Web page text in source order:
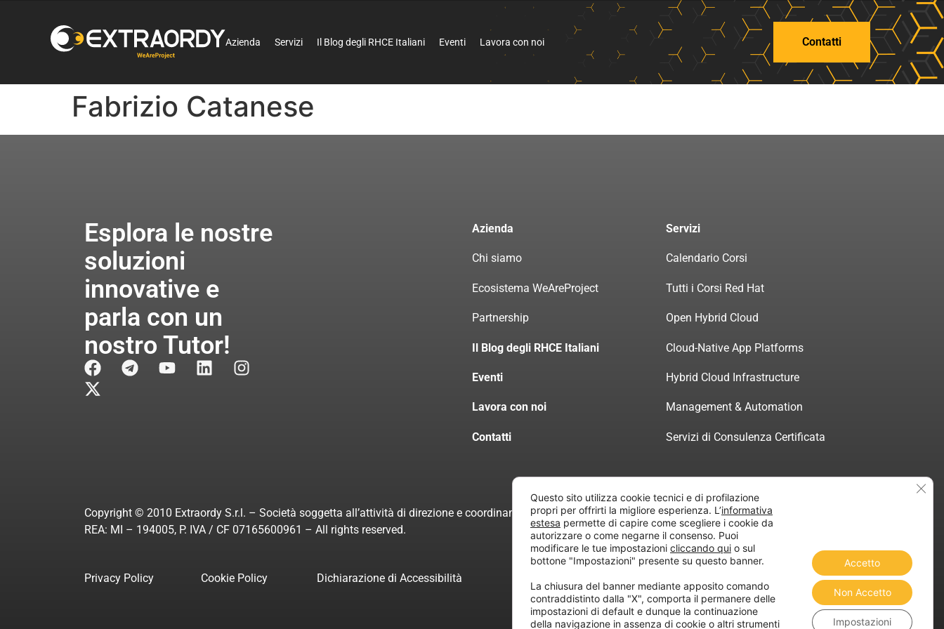
Azienda Servizi Il Blog degli RHCE Italiani Eventi Lavora con noi Contatti
Fabrizio Catanese
Esplora le nostre
soluzioni
innovative e
parla con un
nostro Tutor!
Azienda
Chi siamo
Ecosistema WeAreProject
Partnership
Il Blog degli RHCE Italiani
Eventi
Lavora con noi
Contatti
Servizi
Calendario Corsi
Tutti i Corsi Red Hat
Open Hybrid Cloud
Cloud-Native App Platforms
Hybrid Cloud Infrastructure
Management & Automation
Servizi di Consulenza Certificata
Copyright © 2010 Extraordy S.r.l. – Società soggetta all’attività di direzione e coordinamento di “Project Informatica”
REA: MI – 194005, P. IVA / CF 07165600961 – All rights reserved.
Privacy Policy Cookie Policy Dichiarazione di Accessibilità
Questo sito utilizza cookie tecnici e di profilazione
propri per offrirti la migliore esperienza. L’informativa
estesa permette di capire come scegliere i cookie da
autorizzare o come negarne il consenso. Puoi
modificare le tue impostazioni cliccando qui o sul
bottone "Impostazioni" presente su questo banner.
La chiusura del banner mediante apposito comando
contraddistinto dalla "X", comporta il permanere delle
impostazioni di default e dunque la continuazione
della navigazione in assenza di cookie o altri strumenti
Accetto
Non Accetto
Impostazioni